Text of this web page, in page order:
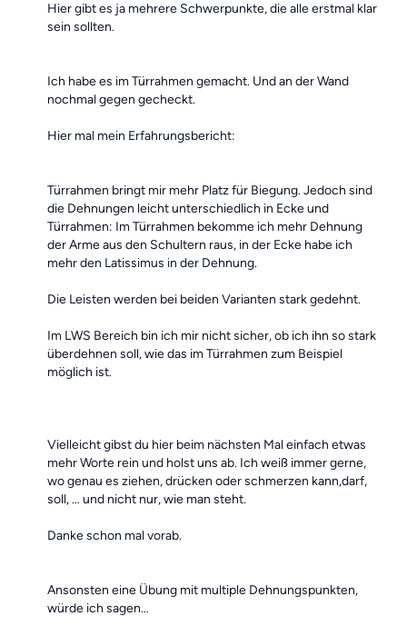
Hier gibt es ja mehrere Schwerpunkte, die alle erstmal klar
sein sollten.
Ich habe es im Türrahmen gemacht. Und an der Wand
nochmal gegen gecheckt.
Hier mal mein Erfahrungsbericht:
Türrahmen bringt mir mehr Platz für Biegung. Jedoch sind
die Dehnungen leicht unterschiedlich in Ecke und
Türrahmen: Im Türrahmen bekomme ich mehr Dehnung
der Arme aus den Schultern raus, in der Ecke habe ich
mehr den Latissimus in der Dehnung.
Die Leisten werden bei beiden Varianten stark gedehnt.
Im LWS Bereich bin ich mir nicht sicher, ob ich ihn so stark
überdehnen soll, wie das im Türrahmen zum Beispiel
möglich ist.
Vielleicht gibst du hier beim nächsten Mal einfach etwas
mehr Worte rein und holst uns ab. Ich weiß immer gerne,
wo genau es ziehen, drücken oder schmerzen kann,darf,
soll, … und nicht nur, wie man steht.
Danke schon mal vorab.
Ansonsten eine Übung mit multiple Dehnungspunkten,
würde ich sagen…